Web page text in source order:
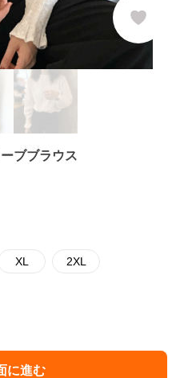
ブブラウス
XL 2XL
に進む